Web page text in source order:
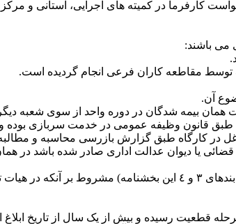
کارفرما در کمیته های اجرایی، استانی و
قضائی یا دیوان عدالت اداری صادر شده باشد
تذکر ٢‏‏‏‏‏‏‏‏‏‏- موارد فسخ یا خاتمه قرارداد پیش از اتمام کارهای موضوع
که قبل از اجرایی شدن ماده (١٦) آیین نامه به مرحله قطعیت